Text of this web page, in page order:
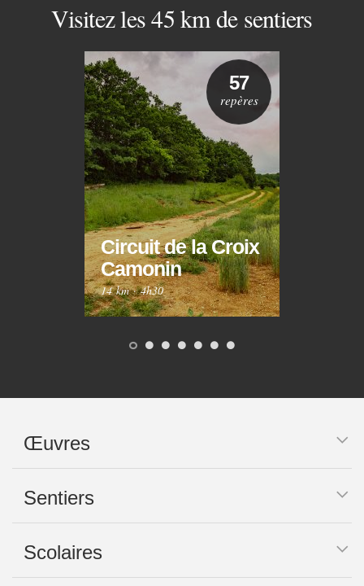
Visitez les 45 km de sentiers
Circuit de la Croix
Camonin
14 km·4h30
57
repères
Œuvres
Sentiers
Scolaires